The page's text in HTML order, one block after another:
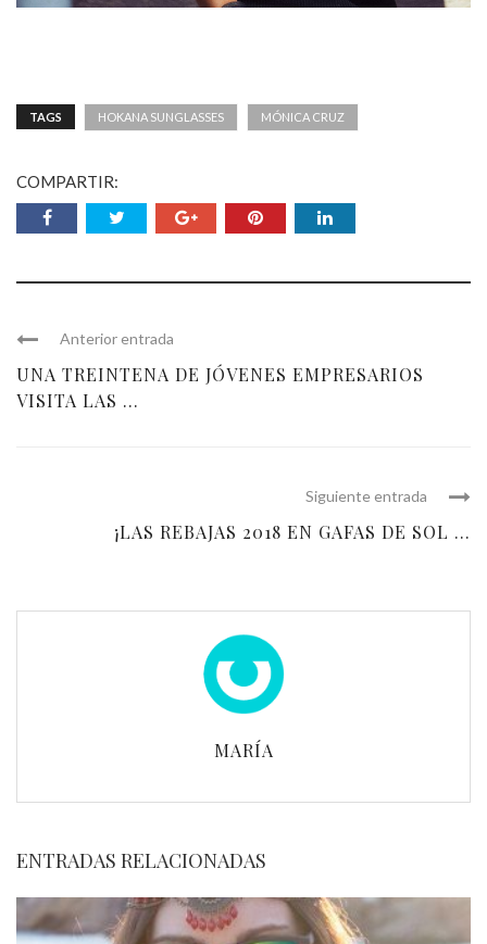
TAGS HOKANA SUNGLASSES MÓNICA CRUZ
COMPARTIR:
Anterior entrada
UNA TREINTENA DE JÓVENES EMPRESARIOS
VISITA LAS ...
Siguiente entrada
¡LAS REBAJAS 2018 EN GAFAS DE SOL ...
MARÍA
ENTRADAS RELACIONADAS